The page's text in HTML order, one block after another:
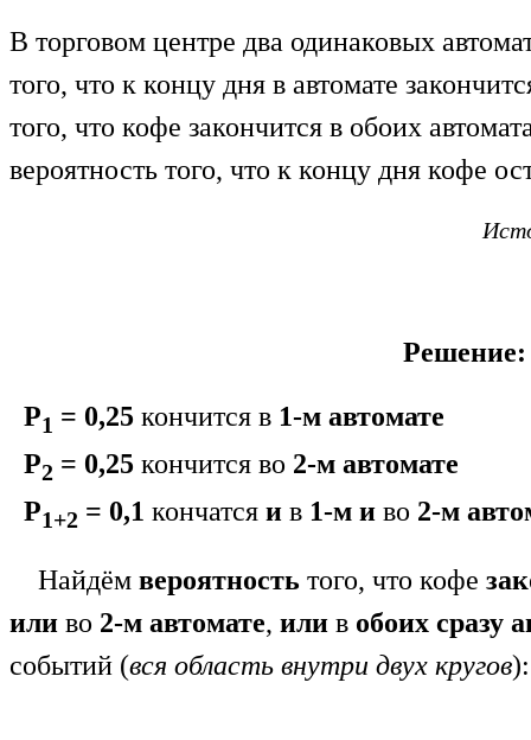
В торговом центре два одинаковых
того, что к концу дня в автомате
того, что кофе закончится в обоих
вероятность того, что к концу дня кофе
Решение:
Р1 = 0,25 кончится в 1-м автомате
Р2 = 0,25 кончится во 2-м автомате
Р1+2 = 0,1 кончатся и в 1-м и во 2-м
Найдём вероятность того, что кофе
или во 2-м автомате, или в обоих сразу
событий (вся область внутри двух кругов):